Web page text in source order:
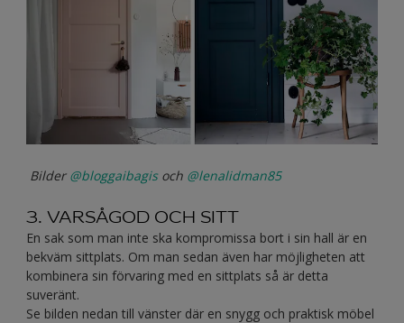
Bilder @bloggaibagisoch @lenalidman85
3. VARSÅGOD OCH SITT
En sak som man inte ska kompromissa bort i sin hall är en
bekväm sittplats. Om man sedan även har möjligheten att
kombinera sin förvaring med en sittplats så är detta
suveränt.
Se bilden nedan till vänster där en snygg och praktisk möbel